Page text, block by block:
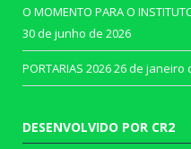
O MOMENTO PARA O
30 de junho de 2026
PORTARIAS 202626 de janeiro
DESENVOLVIDO POR CR2